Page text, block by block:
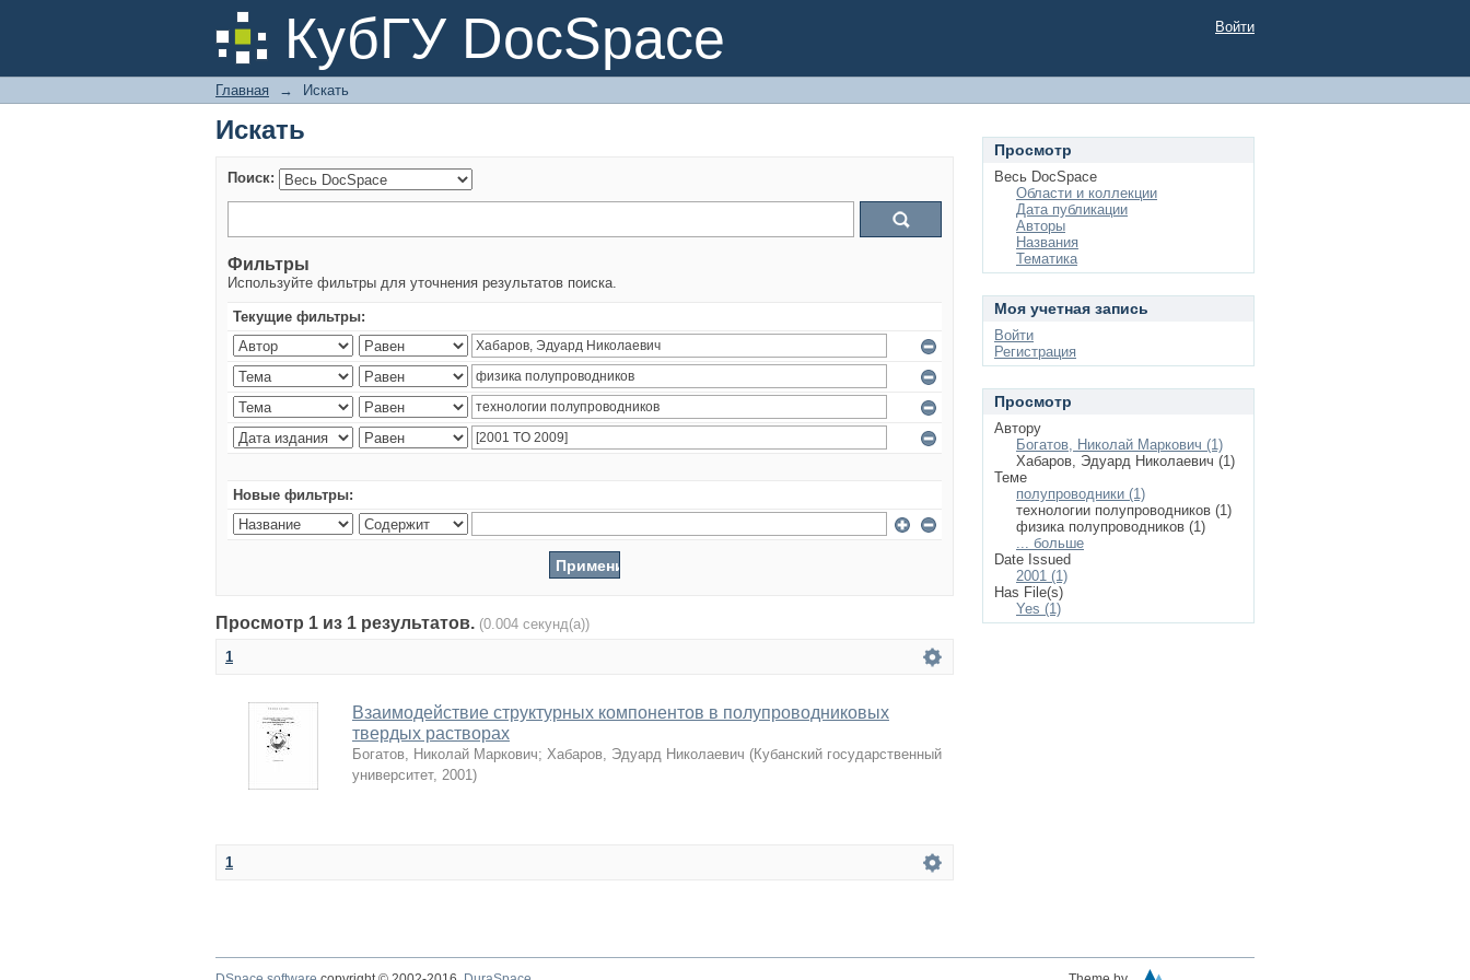
КубГУ DocSpace
Искать Войти
Главная → Искать
Искать
Поиск:
Фильтры
Используйте фильтры для уточнения результатов поиска.
Текущие фильтры:
Новые фильтры:
Просмотр 1 из 1 результатов. (0.004 секунд(а))
1
Взаимодействие структурных компонентов в полупроводниковых
твердых растворах
Богатов, Николай Маркович; Хабаров, Эдуард Николаевич (Кубанский государственный
университет, 2001)
1
Просмотр
Весь DocSpace
Области и коллекции
Дата публикации
Авторы
Названия
Тематика
Моя учетная запись
Войти
Регистрация
Просмотр
Автору
Богатов, Николай Маркович (1)
Хабаров, Эдуард Николаевич (1)
Теме
полупроводники (1)
технологии полупроводников (1)
физика полупроводников (1)
... больше
Date Issued
2001 (1)
Has File(s)
Yes (1)